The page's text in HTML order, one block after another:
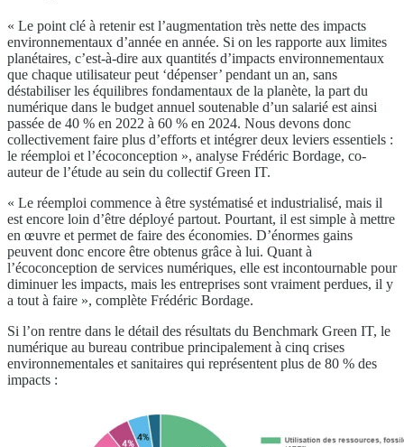
« Le point clé à retenir est l’augmentation très nette des impacts
environnementaux d’année en année. Si on les rapporte aux limites
planétaires, c’est-à-dire aux quantités d’impacts environnementaux
que chaque utilisateur peut ‘dépenser’ pendant un an, sans
déstabiliser les équilibres fondamentaux de la planète, la part du
numérique dans le budget annuel soutenable d’un salarié est ainsi
passée de 40 % en 2022 à 60 % en 2024. Nous devons donc
collectivement faire plus d’efforts et intégrer deux leviers essentiels :
le réemploi et l’écoconception », analyse Frédéric Bordage, co-
auteur de l’étude au sein du collectif Green IT.
« Le réemploi commence à être systématisé et industrialisé, mais il
est encore loin d’être déployé partout. Pourtant, il est simple à mettre
en œuvre et permet de faire des économies. D’énormes gains
peuvent donc encore être obtenus grâce à lui. Quant à
l’écoconception de services numériques, elle est incontournable pour
diminuer les impacts, mais les entreprises sont vraiment perdues, il y
a tout à faire », complète Frédéric Bordage.
Si l’on rentre dans le détail des résultats du Benchmark Green IT, le
numérique au bureau contribue principalement à cinq crises
environnementales et sanitaires qui représentent plus de 80 % des
impacts :